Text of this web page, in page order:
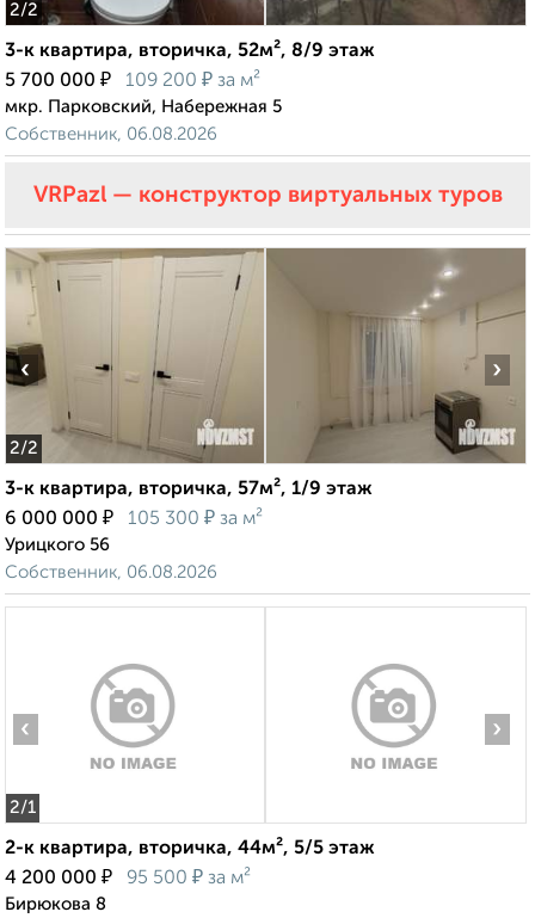
2/2
3-к квартира, вторичка, 52м², 8/9 этаж
5 700 000 ₽ 109 200 ₽ за м²
мкр. Парковский, Набережная 5
Собственник, 06.08.2026
VRPazl — конструктор виртуальных туров
2/2
‹ ›
3-к квартира, вторичка, 57м², 1/9 этаж
6 000 000 ₽ 105 300 ₽ за м²
Урицкого 56
Собственник, 06.08.2026
2/1
‹ ›
2-к квартира, вторичка, 44м², 5/5 этаж
4 200 000 ₽ 95 500 ₽ за м²
Бирюкова 8